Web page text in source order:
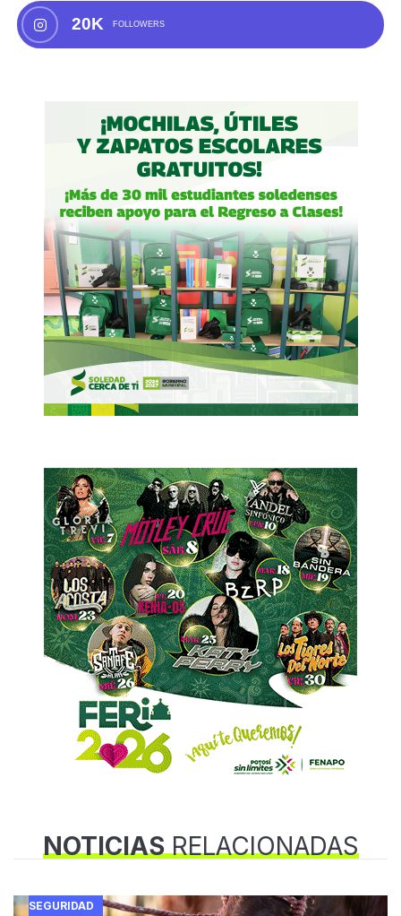
20K FOLLOWERS
NOTICIASRELACIONADAS
SEGURIDAD